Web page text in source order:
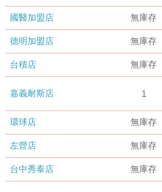
國醫加盟店 無庫存
德明加盟店 無庫存
台積店 無庫存
嘉義耐斯店 1
環球店 無庫存
左營店 無庫存
台中秀泰店 無庫存